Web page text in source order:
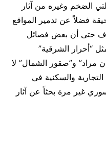
الضخم وغيره من آثار
فضلاً عن تدمير المواقع
حتى أن بعض فصائل
مثل “أحرار الشرقية”
مراد” و”صقور الشمال” لا
والسكنية في
غير مرة بحثاً عن آثار